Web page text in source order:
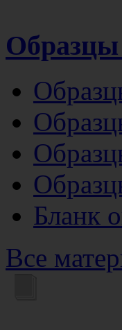
Образцы
Бланк
Все